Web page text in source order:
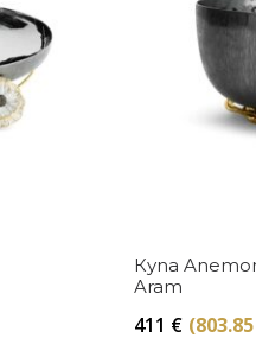
Купа
Aram
411 €